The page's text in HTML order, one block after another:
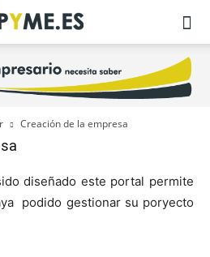
Creación de la empresa
diseñado este portal permite
podido gestionar su poryecto